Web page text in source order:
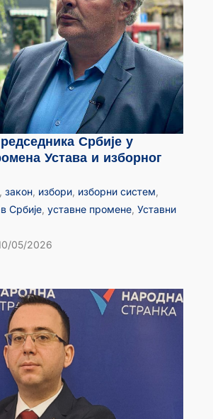
Србије у
Устава и изборног
,закон избори изборни систем
Србије ,уставне промене ,Уставни
05/2026